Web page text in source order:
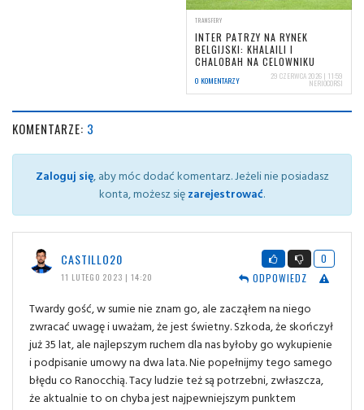
TRANSFERY
INTER PATRZY NA RYNEK
BELGIJSKI: KHALAILI I
CHALOBAH NA CELOWNIKU
0 KOMENTARZY 29 CZERWCA 2026 | 11:59
NERIOCORSI
KOMENTARZE: 3
Zaloguj się, aby móc dodać komentarz. Jeżeli nie posiadasz
konta, możesz sięzarejestrować.
CASTILLO20
11 LUTEGO 2023 | 14:20
0
ODPOWIEDZ
Twardy gość, w sumie nie znam go, ale zacząłem na niego
zwracać uwagę i uważam, że jest świetny. Szkoda, że skończył
już 35 lat, ale najlepszym ruchem dla nas byłoby go wykupienie
i podpisanie umowy na dwa lata. Nie popełnijmy tego samego
błędu co Ranocchią. Tacy ludzie też są potrzebni, zwłaszcza,
że aktualnie to on chyba jest najpewniejszym punktem